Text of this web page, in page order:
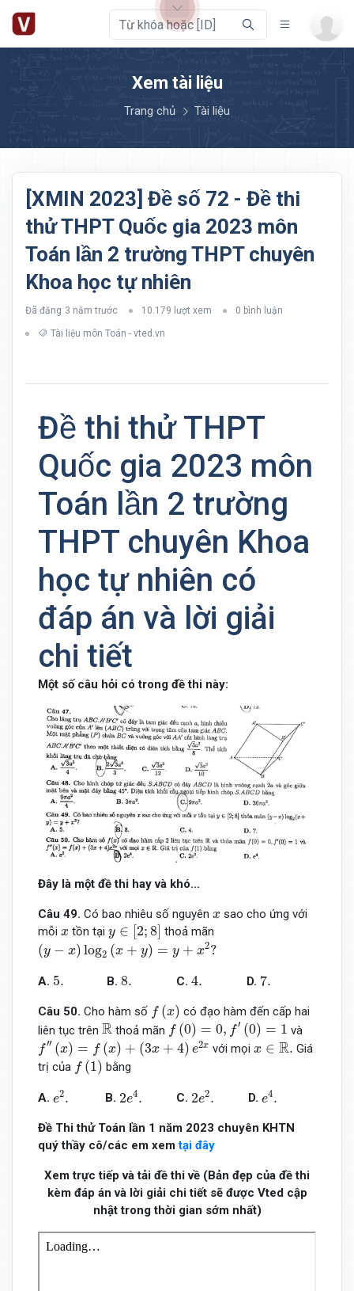
Xem tài liệu
Trang chủ Tài liệu
[XMIN 2023] Đề số 72 - Đề thi
thử THPT Quốc gia 2023 môn
Toán lần 2 trường THPT chuyên
Khoa học tự nhiên
Đã đăng 3 năm trước 10.179 lượt xem 0 bình luận
Tài liệu môn Toán - vted.vn
Đề thi thử THPT
Quốc gia 2023 môn
Toán lần 2 trường
THPT chuyên Khoa
học tự nhiên có
đáp án và lời giải
chi tiết
Một số câu hỏi có trong đề thi này:
Đây là một đề thi hay và khó...
Câu 49. Có bao nhiêu số nguyên x
x sao cho ứng với
mỗi x
x tồn tại y ∈ 2;8
∈[ 2;8 ] thoả mãn
(y − x)log2 (x + y) = y + x2?
( − log ( + )= y +x 2
A. 5.
5. B. 8.
8. C. 4.
4. D. 7.
7.
Câu 50. Cho hàm số f (x)
f( x
có đạo hàm đến cấp hai
liên tục trên R
R thoả mãn f (0) = 0, f′ (0) = 1
f(0)= 0,f′(0)=1
và
f′′ (x) = f (x) + (3x + 4) e2x
f″(x)=f (x)+ (3 x+4)e2x
với mọi x ∈ R.
x ∈R.
Giá
trị của f (1)
f( 1) bằng
A. e2.
e2
B. 2e4.
2 e4
C. 2e2.
2 e2
D. e4.
e4
Đề Thi thử Toán lần 1 năm 2023 chuyên KHTN
quý thầy cô/các em xemtại đây
Xem trực tiếp và tải đề thi về (Bản đẹp của đề thi
kèm đáp án và lời giải chi tiết sẽ được Vted cập
nhật trong thời gian sớm nhất)